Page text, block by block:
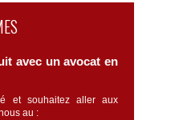
avec un avocat en
et souhaitez aller aux
au :